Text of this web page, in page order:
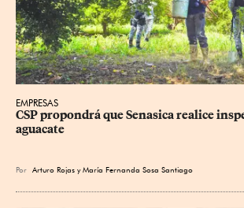
EMPRESAS
CSP propondrá que Senasica realice
aguacate
Por Arturo Rojas yMaría Fernanda Sosa Santiago